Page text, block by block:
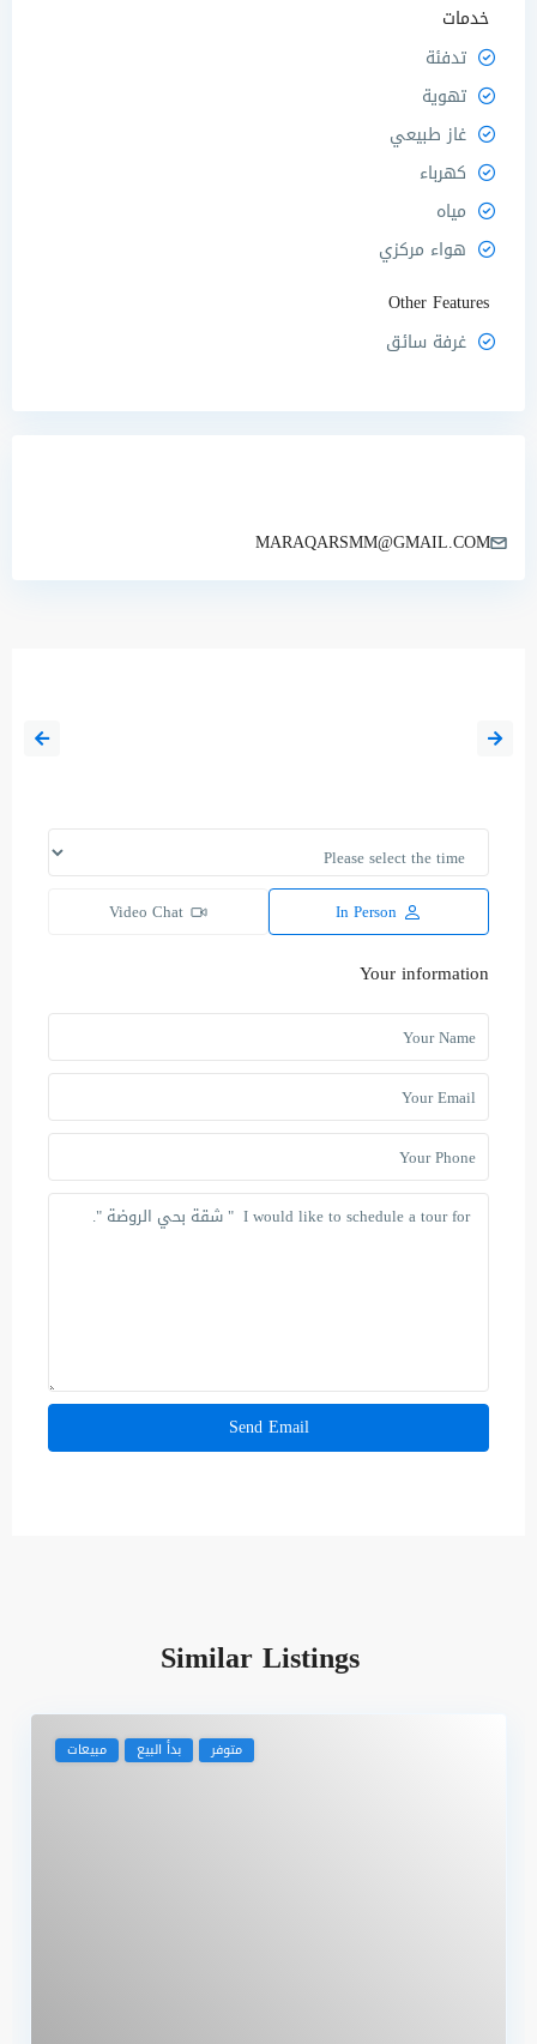
خدمات
تدفئة
تهوية
غاز طبيعي
كهرباء
مياه
هواء مركزي
Other Features
غرفة سائق
MARAQARSMM@GMAIL.COM
13
In Person
Video Chat
Your information
Similar Listings
مبيعات بدأ البيع متوفر